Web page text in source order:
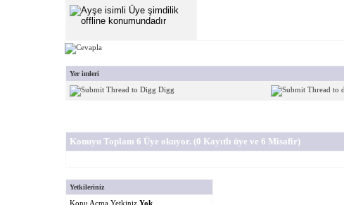
Yer imleri
Digg
Konuyu Toplam 6 Üye okuyor. (0 Kayıtlı üye ve 6 Misafir)
Yetkileriniz
Konu Acma Yetkiniz Yok